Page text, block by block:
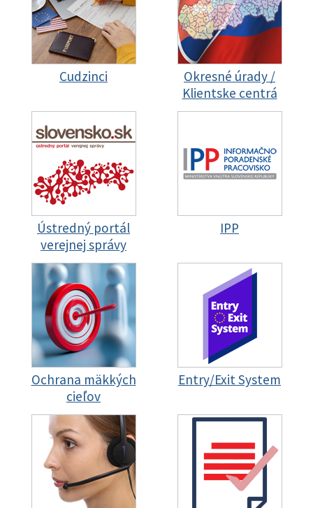
Cudzinci
Okresné úrady /
Klientske centrá
Ústredný portál
verejnej správy
IPP
Ochrana mäkkých
cieľov
Entry/Exit System